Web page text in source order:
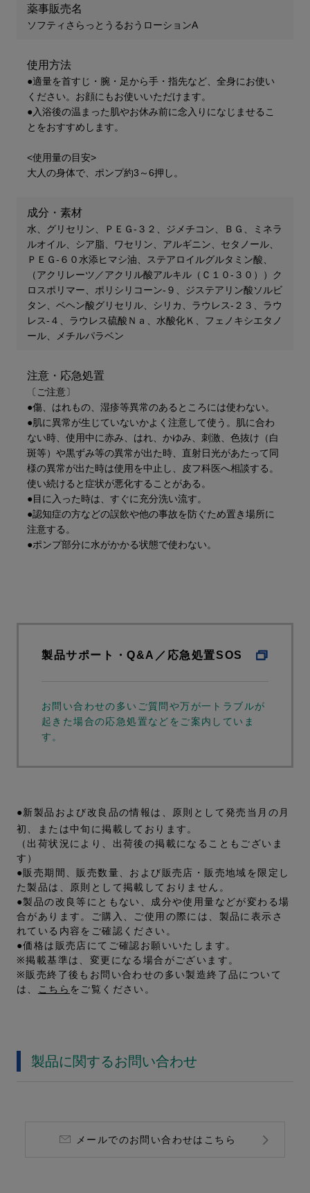
薬事販売名
ソフティさらっとうるおうローションA​
使用方法
●適量を首すじ・腕・足から手・指先など、全身にお使い
ください。お顔にもお使いいただけます。
●入浴後の温まった肌やお休み前に念入りになじませるこ
とをおすすめします。
<使用量の目安>
大人の身体で、ポンプ約3～6押し。
成分・素材
水、グリセリン、ＰＥＧ-３２、ジメチコン、ＢＧ、ミネラ
ルオイル、シア脂、ワセリン、アルギニン、セタノール、
ＰＥＧ-６０水添ヒマシ油、ステアロイルグルタミン酸、
（アクリレーツ／アクリル酸アルキル（Ｃ１０-３０））ク
ロスポリマー、ポリシリコーン-９、ジステアリン酸ソルビ
タン、ベヘン酸グリセリル、シリカ、ラウレス-２３、ラウ
レス-４、ラウレス硫酸Ｎａ、水酸化Ｋ、フェノキシエタノ
ール、メチルパラベン
注意・応急処置
〔ご注意〕
●傷、はれもの、湿疹等異常のあるところには使わない。
●肌に異常が生じていないかよく注意して使う。肌に合わ
ない時、使用中に赤み、はれ、かゆみ、刺激、色抜け（白
斑等）や黒ずみ等の異常が出た時、直射日光があたって同
様の異常が出た時は使用を中止し、皮フ科医へ相談する。
使い続けると症状が悪化することがある。
●目に入った時は、すぐに充分洗い流す。
●認知症の方などの誤飲や他の事故を防ぐため置き場所に
注意する。
●ポンプ部分に水がかかる状態で使わない。
製品サポート・Q&A／応急処置SOS
お問い合わせの多いご質問や万が一トラブルが
起きた場合の応急処置などをご案内していま
す。
●新製品および改良品の情報は、原則として発売当月の月
初、または中旬に掲載しております。
（出荷状況により、出荷後の掲載になることもございま
す）
●販売期間、販売数量、および販売店・販売地域を限定し
た製品は、原則として掲載しておりません。
●製品の改良等にともない、成分や使用量などが変わる場
合があります。ご購入、ご使用の際には、製品に表示さ
れている内容をご確認ください。
●価格は販売店にてご確認お願いいたします。
※掲載基準は、変更になる場合がございます。
※販売終了後もお問い合わせの多い製造終了品について
は、
こちら をご覧ください。
製品に関するお問い合わせ
メールでのお問い合わせはこちら